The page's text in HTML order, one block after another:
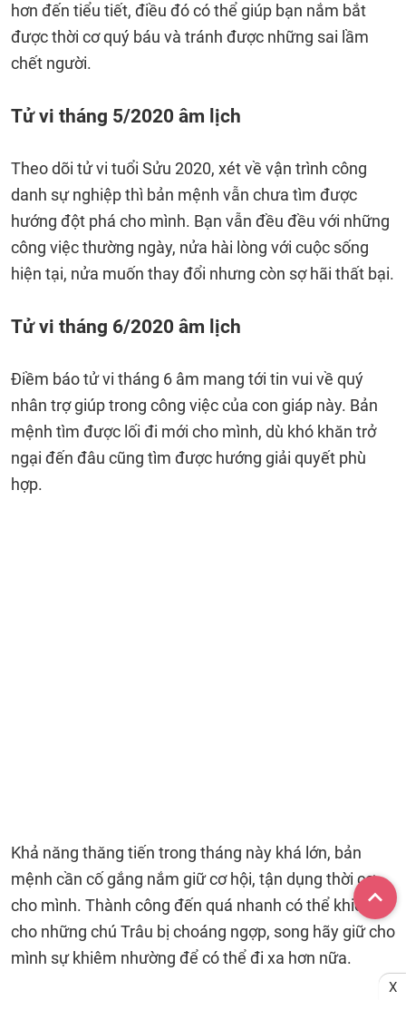
hơn đến tiểu tiết, điều đó có thể giúp bạn nắm bắt
được thời cơ quý báu và tránh được những sai lầm
chết người.
Tử vi tháng 5/2020 âm lịch
Theo dõi tử vi tuổi Sửu 2020, xét về vận trình công
danh sự nghiệp thì bản mệnh vẫn chưa tìm được
hướng đột phá cho mình. Bạn vẫn đều đều với những
công việc thường ngày, nửa hài lòng với cuộc sống
hiện tại, nửa muốn thay đổi nhưng còn sợ hãi thất bại.
Tử vi tháng 6/2020 âm lịch
Điềm báo tử vi tháng 6 âm mang tới tin vui về quý
nhân trợ giúp trong công việc của con giáp này. Bản
mệnh tìm được lối đi mới cho mình, dù khó khăn trở
ngại đến đâu cũng tìm được hướng giải quyết phù
hợp.
Khả năng thăng tiến trong tháng này khá lớn, bản
mệnh cần cố gắng nắm giữ cơ hội, tận dụng thời cơ
cho mình. Thành công đến quá nhanh có thể khiến
cho những chú Trâu bị choáng ngợp, song hãy giữ cho
mình sự khiêm nhường để có thể đi xa hơn nữa.
X